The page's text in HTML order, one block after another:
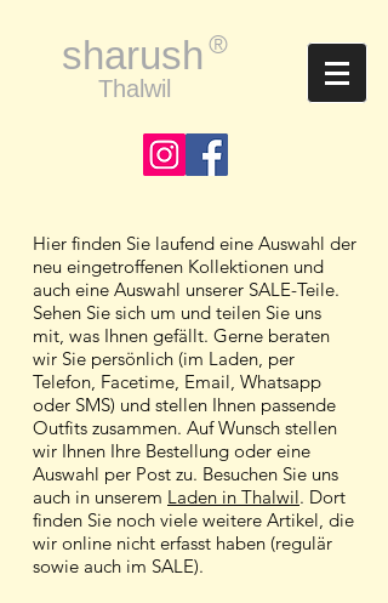
Thalwil
sharush ®
Hier finden Sie laufend eine Auswahl der
neu eingetroffenen Kollektionen und
auch eine Auswahl unserer SALE-Teile.
Sehen Sie sich um und teilen Sie uns
mit, was Ihnen gefällt. Gerne beraten
wir Sie persönlich (im Laden, per
Telefon, Facetime, Email, Whatsapp
oder SMS) und stellen Ihnen passende
Outfits zusammen. Auf Wunsch stellen
wir Ihnen Ihre Bestellung oder eine
Auswahl per Post zu. Besuchen Sie uns
auch in unserem Laden in Thalwil. Dort
finden Sie noch viele weitere Artikel, die
wir online nicht erfasst haben (regulär
sowie auch im SALE).